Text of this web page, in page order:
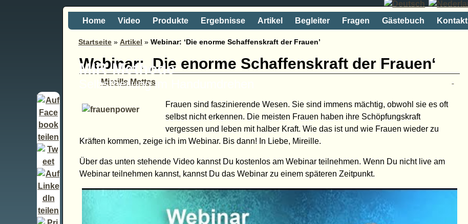
MIR-Methode
Selbstheilung im Handumdrehen
Home Video Produkte Ergebnisse Artikel Begleiter Fragen Gästebuch Kontakt
Startseite » Artikel » Webinar: ‘Die enorme Schaffenskraft der Frauen’
Webinar: ‚Die enorme Schaffenskraft der Frauen‘
Mireille Mettes
Frauen sind faszinierende Wesen. Sie sind immens mächtig, obwohl sie es oft
selbst nicht erkennen. Die meisten Frauen haben ihre Schöpfungskraft
vergessen und leben mit halber Kraft. Wie das ist und wie Frauen wieder zu
Kräften kommen, zeige ich im Webinar. Bis dann! In Liebe, Mireille.
Über das unten stehende Video kannst Du kostenlos am Webinar teilnehmen. Wenn Du nicht live am
Webinar teilnehmen kannst, kannst Du das Webinar zu einem späteren Zeitpunkt.